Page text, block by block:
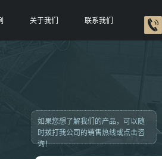
关于我们 联系我们
如果您想了解我们的产品，可以随
时拨打我公司的销售热线或点击咨
询！